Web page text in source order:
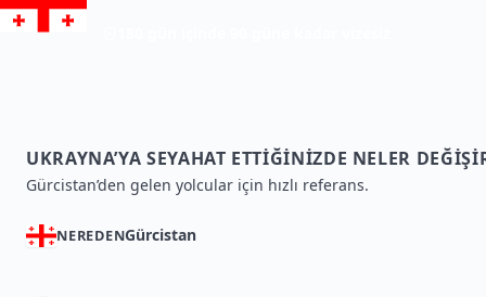
UKRAYNA’YA SEYAHAT ETTIĞINIZDE NELER
Gürcistan’den gelen yolcular için hızlı referans.
NEREDENGürcistan